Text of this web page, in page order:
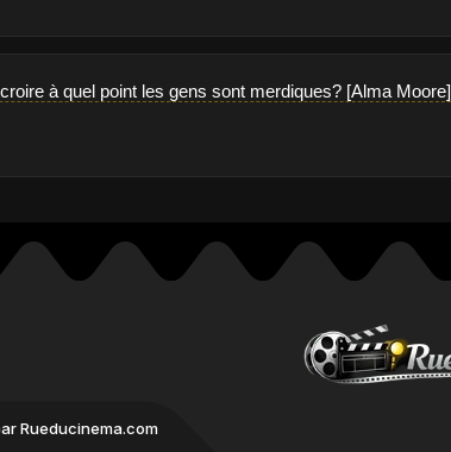
à quel point les gens sont merdiques? [Alma Moore]
Rueducinema.com